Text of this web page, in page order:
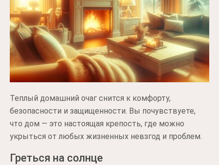
Теплый домашний очаг снится к комфорту,
безопасности и защищенности. Вы почувствуете,
что дом — это настоящая крепость, где можно
укрыться от любых жизненных невзгод и проблем.
Греться на солнце